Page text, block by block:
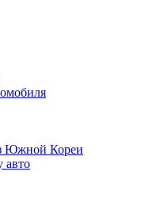
Южной Кореи
авто